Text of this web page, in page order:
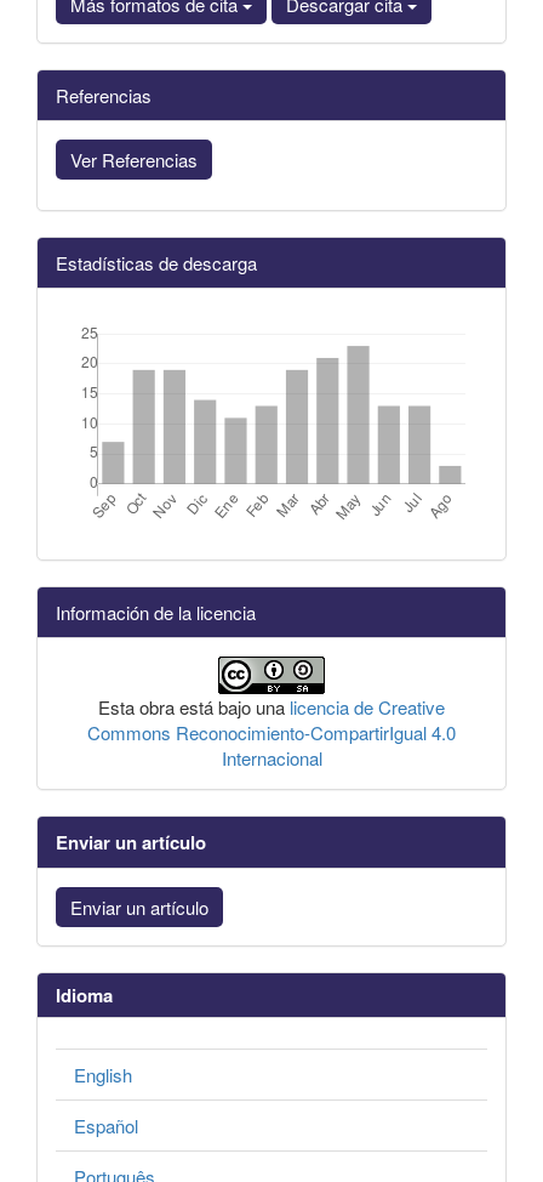
Referencias
Ver Referencias
Estadísticas de descarga
Información de la licencia
Esta obra está bajo una licencia de Creative
Commons Reconocimiento-CompartirIgual 4.0
Internacional
Enviar un artículo
Enviar un artículo
Idioma
English
Español
Português